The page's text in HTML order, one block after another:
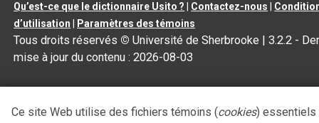
Qu’est-ce que le dictionnaire Usito ? Contactez-nous
d’utilisation
Paramètres des témoins
Tous droits réservés © Université de Sherbrooke |3.2.2 -
mise à jour du contenu :2026-08-03
Ce site Web utilise des fichiers témoins (cookies) essentiels